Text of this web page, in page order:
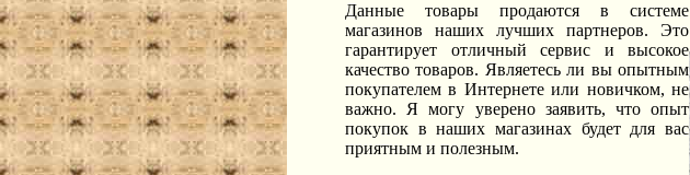
Данные товары продаются в системе
магазинов наших лучших партнеров. Это
гарантирует отличный сервис и высокое
качество товаров. Являетесь ли вы опытным
покупателем в Интернете или новичком, не
важно. Я могу уверено заявить, что опыт
покупок в наших магазинах будет для вас
приятным и полезным.